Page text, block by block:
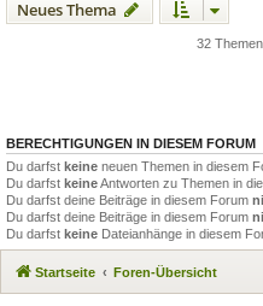
Neues Thema
32 Themen
BERECHTIGUNGEN IN DIESEM FORUM
Du darfst keine neuen Themen in diesem
Du darfst keineAntworten zu Themen in
Du darfst deine Beiträge in diesem Forum
Du darfst deine Beiträge in diesem Forum
Du darfst keine Dateianhänge in diesem
Startseite Foren-Übersicht